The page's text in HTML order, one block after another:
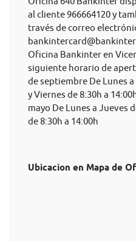
al cliente 966664120 y
través de correo
Oficina Bankinter en
siguiente horario de
de septiembre De Lunes a
y Viernes de 8:30h a
mayo De Lunes a Jueves
de 8:30h a 14:00h
Ubicacion en Mapa de